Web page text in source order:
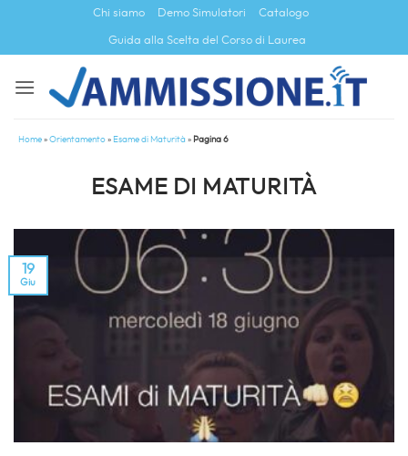
contenuti
Chi siamo Demo Simulatori Catalogo
Guida alla Scelta del Corso di Laurea
Home » Orientamento » Esame di Maturità » Pagina 6
ESAME DI MATURITÀ
19
Giu